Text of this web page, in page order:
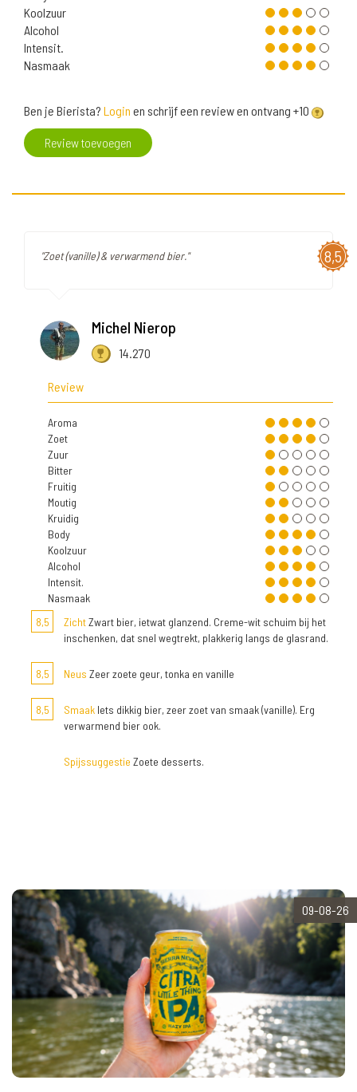
Koolzuur
Alcohol
Intensit.
Nasmaak
Ben je Bierista? Login en schrijf een review en ontvang +10
Review toevoegen
8,5
"Zoet (vanille) & verwarmend bier."
Michel Nierop
14.270
Review
Aroma
Zoet
Zuur
Bitter
Fruitig
Moutig
Kruidig
Body
Koolzuur
Alcohol
Intensit.
Nasmaak
8,5
ZichtZwart bier, ietwat glanzend. Creme-wit schuim bij het
inschenken, dat snel wegtrekt, plakkerig langs de glasrand.
8,5 Neus Zeer zoete geur, tonka en vanille
8,5 Smaak Iets dikkig bier, zeer zoet van smaak (vanille). Erg
verwarmend bier ook.
Spijssuggestie Zoete desserts.
09-08-26